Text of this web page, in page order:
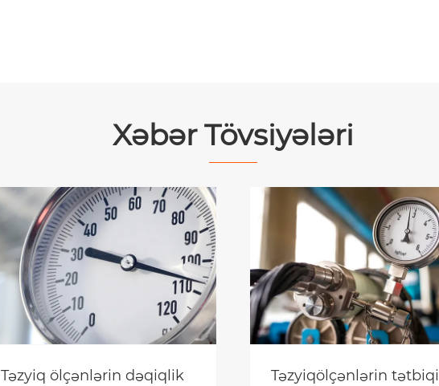
Xəbər Tövsiyələri
Təzyiq ölçənlərin dəqiqlik
Təzyiqölçənlərin tətbiqi